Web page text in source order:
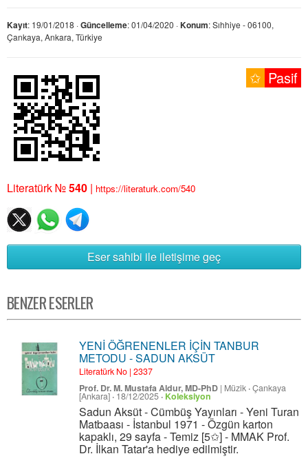
Kayıt: 19/01/2018 ·Güncelleme: 01/04/2020 ·Konum: Sıhhiye - 06100,
Çankaya, Ankara, Türkiye
Pasif
✩
Literatürk №540 | https://literaturk.com/540
Eser sahibi ile iletişime geç
BENZER ESERLER
YENİ ÖĞRENENLER İÇİN TANBUR
METODU - SADUN AKSÜT
Literatürk No | 2337
Prof. Dr. M. Mustafa Aldur, MD-PhD | Müzik ·Çankaya
[Ankara] · 18/12/2025 · Koleksiyon
Sadun Aksüt - Cümbüş Yayınları - Yeni Turan
Matbaası - İstanbul 1971 - Özgün karton
kapaklı, 29 sayfa - Temiz [5✩] - MMAK Prof.
Dr. İlkan Tatar'a hediye edilmiştir.